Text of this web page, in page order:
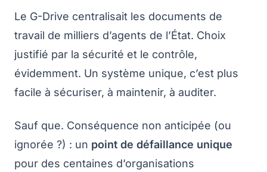
Le G-Drive centralisait les documents de
travail de milliers d’agents de l’État. Choix
justifié par la sécurité et le contrôle,
évidemment. Un système unique, c’est plus
facile à sécuriser, à maintenir, à auditer.
Sauf que. Conséquence non anticipée (ou
ignorée ?) : un point de défaillance unique
pour des centaines d’organisations